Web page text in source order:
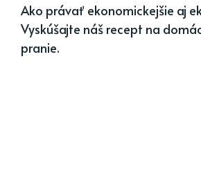
Ako právať ekonomickejšie aj
Vyskúšajte náš recept na
pranie.